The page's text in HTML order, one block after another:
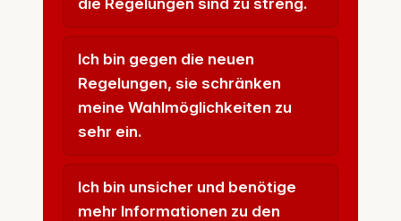
die Regelungen sind zu streng.
Ich bin gegen die neuen
Regelungen, sie schränken
meine Wahlmöglichkeiten zu
sehr ein.
Ich bin unsicher und benötige
mehr Informationen zu den